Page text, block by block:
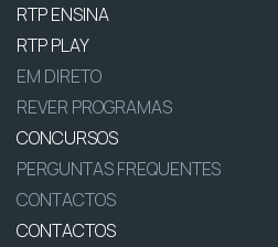
RTP ENSINA
RTP PLAY
EM DIRETO
REVER PROGRAMAS
CONCURSOS
PERGUNTAS FREQUENTES
CONTACTOS
CONTACTOS